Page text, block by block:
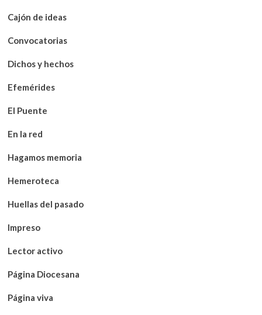
Cajón de ideas
Convocatorias
Dichos y hechos
Efemérides
El Puente
En la red
Hagamos memoria
Hemeroteca
Huellas del pasado
Impreso
Lector activo
Página Diocesana
Página viva